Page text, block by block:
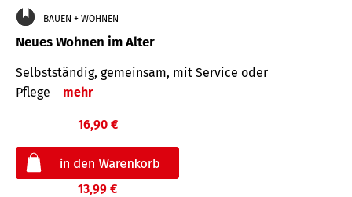
BAUEN + WOHNEN
Neues Wohnen im Alter
Selbstständig, gemeinsam, mit Service oder
Pflege
mehr
16,90 €
13,99 €